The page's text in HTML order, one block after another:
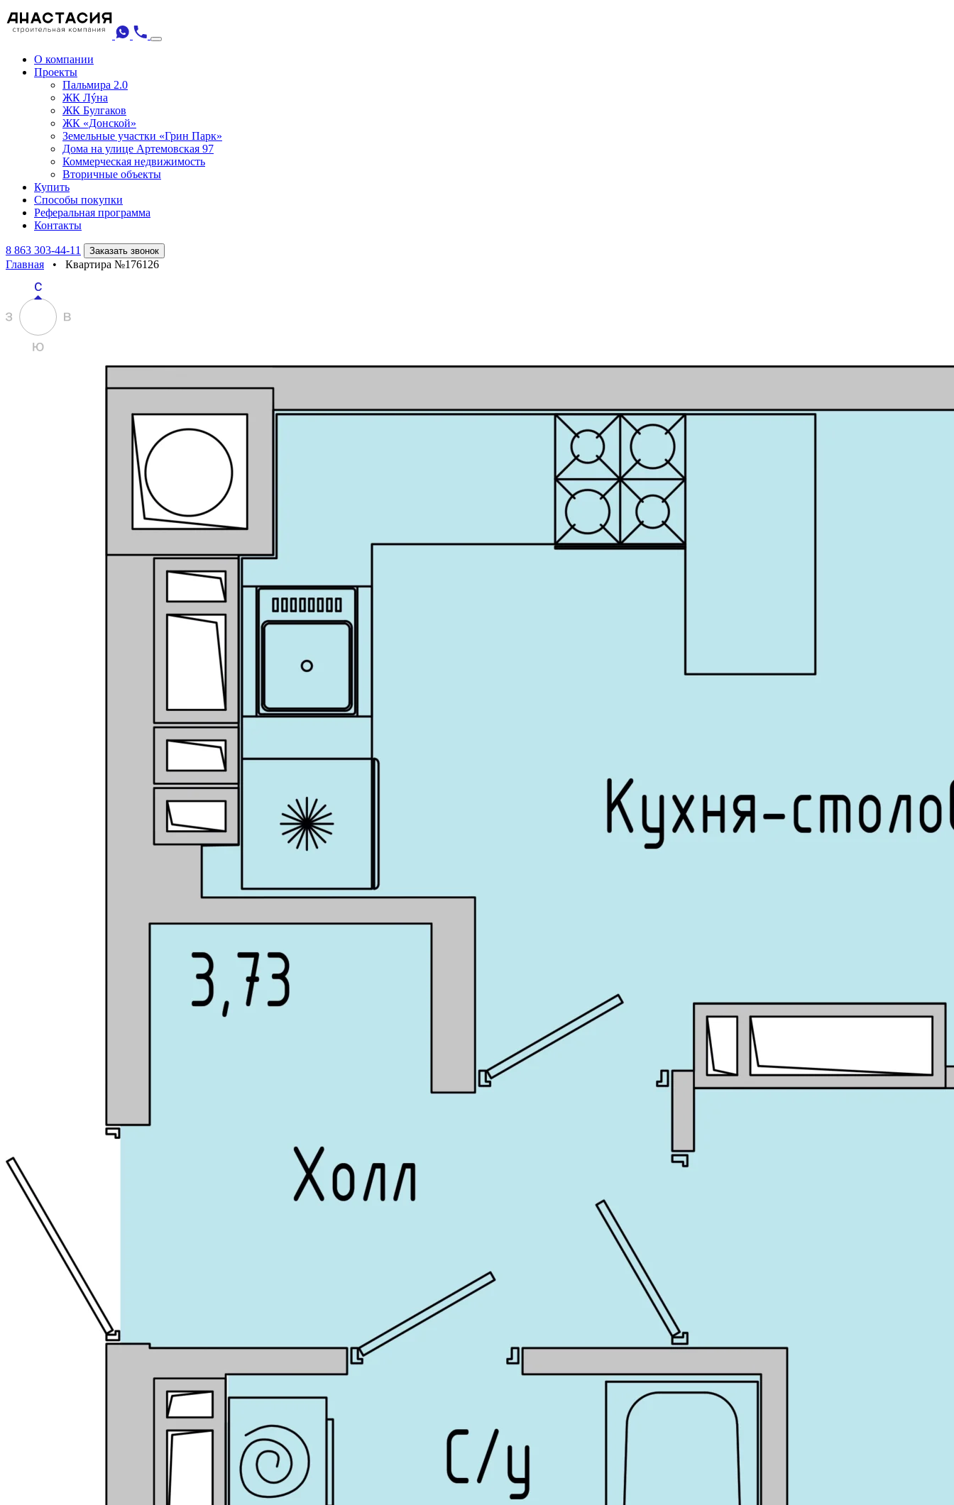
О компании
Проекты
Пальмира 2.0
ЖК Лýна
ЖК Булгаков
ЖК «Донской»
Земельные участки «Грин Парк»
Дома на улице Артемовская 97
Коммерческая недвижимость
Вторичные объекты
Купить
Способы покупки
Реферальная программа
Контакты
8 863 303-44-11 Заказать звонок
Главная • Квартира №176126